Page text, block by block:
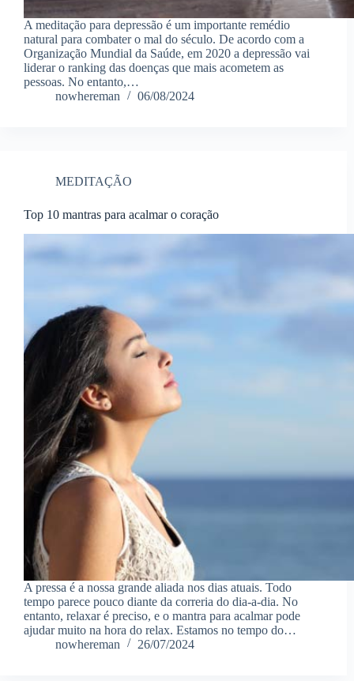
A meditação para depressão é um importante remédio
natural para combater o mal do século. De acordo com a
Organização Mundial da Saúde, em 2020 a depressão vai
liderar o ranking das doenças que mais acometem as
pessoas. No entanto,…
nowhereman
06/08/2024
MEDITAÇÃO
Top 10 mantras para acalmar o coração
A pressa é a nossa grande aliada nos dias atuais. Todo
tempo parece pouco diante da correria do dia-a-dia. No
entanto, relaxar é preciso, e o mantra para acalmar pode
ajudar muito na hora do relax. Estamos no tempo do…
nowhereman
26/07/2024